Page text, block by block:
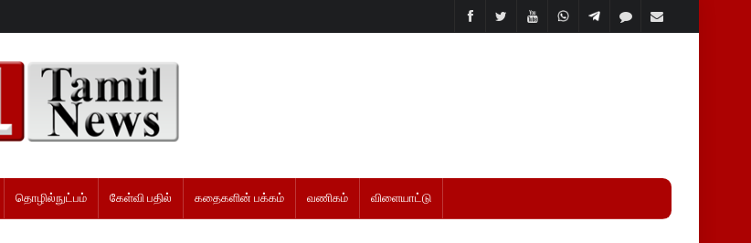
தொழில்நுட்பம் கேள்வி பதில் கதைகளின் பக்கம் வணிகம் விளையாட்டு